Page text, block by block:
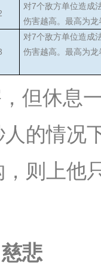
对7个敌方单位造成
伤害越高。最高为
对7个敌方单位造成
伤害越高。最高为
但休息
的情况
则上他
悲